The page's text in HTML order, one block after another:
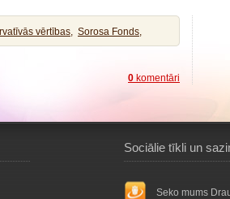
vērtības, Sorosa Fonds,
0 komentāri
Sociālie tīkli un
Seko mums